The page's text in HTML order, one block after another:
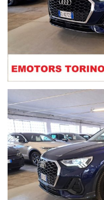
involontarie incongruenze
specifico veicolo ed i dati
non rappresentano in alcun